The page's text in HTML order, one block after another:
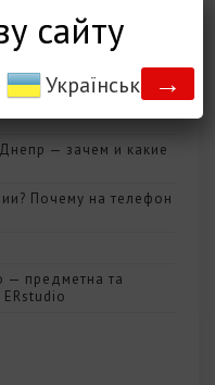
Почему на
— зачем и какие
Почему на телефон
— предметна та
сайту
Українська →